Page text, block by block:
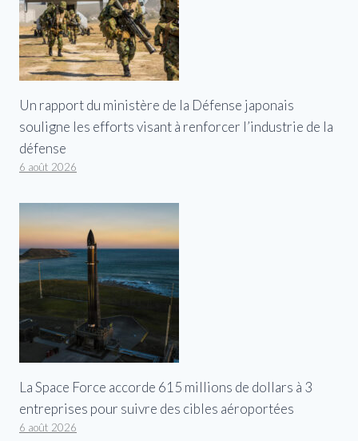
Un rapport du ministère de la Défense japonais
souligne les efforts visant à renforcer l’industrie de la
défense
6 août 2026
La Space Force accorde 615 millions de dollars à 3
entreprises pour suivre des cibles aéroportées
6 août 2026